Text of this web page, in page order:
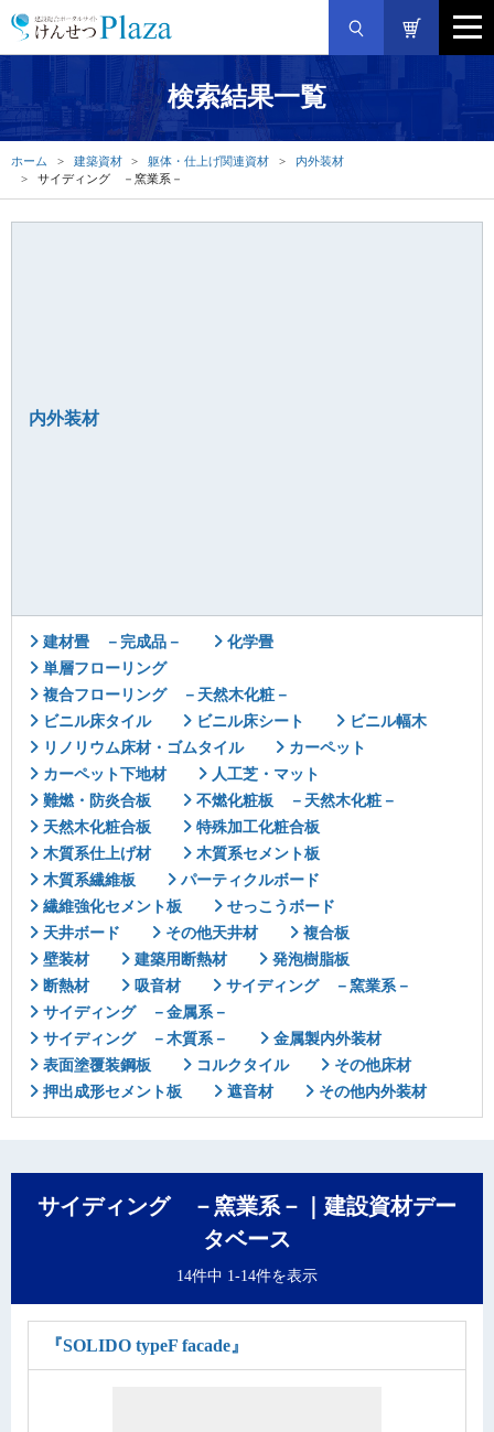
検索結果一覧
ホーム 建築資材 躯体・仕上げ関連資材
内外装材
サイディング －窯業系－
内外装材
建材畳 －完成品－
化学畳
単層フローリング
複合フローリング －天然木化粧－
ビニル床タイル
ビニル床シート
ビニル幅木
リノリウム床材・ゴムタイル
カーペット
カーペット下地材
人工芝・マット
難燃・防炎合板
不燃化粧板 －天然木化粧－
天然木化粧合板
特殊加工化粧合板
木質系仕上げ材
木質系セメント板
木質系繊維板
パーティクルボード
繊維強化セメント板
せっこうボード
天井ボード
その他天井材
複合板
壁装材
建築用断熱材
発泡樹脂板
断熱材
吸音材
サイディング －窯業系－
サイディング －金属系－
サイディング －木質系－
金属製内外装材
表面塗覆装鋼板
コルクタイル
その他床材
押出成形セメント板
遮音材 その他内外装材
サイディング －窯業系－｜建設資材デー
タベース
14件中 1-14件を表示
『SOLIDO typeF facade』